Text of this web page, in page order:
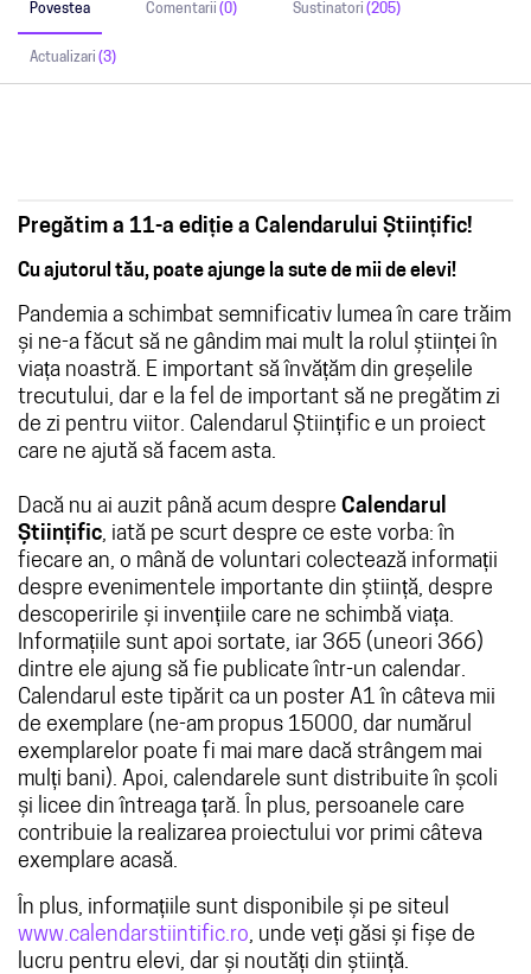
Povestea Comentarii (0) Sustinatori (205)
Actualizari (3)
Pregătim a 11-a ediție a Calendarului Științific!
Cu ajutorul tău, poate ajunge la sute de mii de elevi!
Pandemia a schimbat semnificativ lumea în care trăim
și ne-a făcut să ne gândim mai mult la rolul științei în
viața noastră. E important să învățăm din greșelile
trecutului, dar e la fel de important să ne pregătim zi
de zi pentru viitor. Calendarul Științific e un proiect
care ne ajută să facem asta.
Dacă nu ai auzit până acum despre Calendarul
Științific, iată pe scurt despre ce este vorba: în
fiecare an, o mână de voluntari colectează informații
despre evenimentele importante din știință, despre
descoperirile și invențiile care ne schimbă viața.
Informațiile sunt apoi sortate, iar 365 (uneori 366)
dintre ele ajung să fie publicate într-un calendar.
Calendarul este tipărit ca un poster A1 în câteva mii
de exemplare (ne-am propus 15000, dar numărul
exemplarelor poate fi mai mare dacă strângem mai
mulți bani). Apoi, calendarele sunt distribuite în școli
și licee din întreaga țară. În plus, persoanele care
contribuie la realizarea proiectului vor primi câteva
exemplare acasă.
În plus, informațiile sunt disponibile și pe siteul
www.calendarstiintific.ro, unde veți găsi și fișe de
lucru pentru elevi, dar și noutăți din știință.